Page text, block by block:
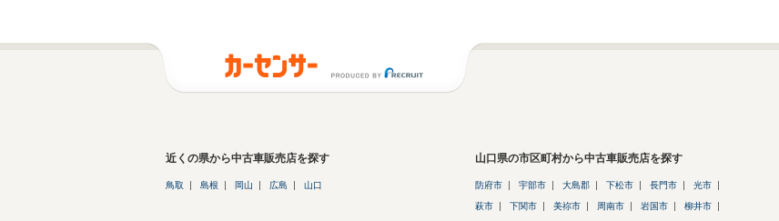
近くの県から中古車販売店を探す
鳥取 島根 岡山 広島 山口
山口県の市区町村から中古車販売店を探す
防府市 宇部市 大島郡 下松市 長門市 光市
萩市 下関市 美祢市 周南市 岩国市 柳井市